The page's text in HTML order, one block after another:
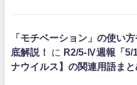
「モチベーション」の使い
底解説！
に R2/5-Ⅳ週報「5/
ナウイルス】の関連用語まと